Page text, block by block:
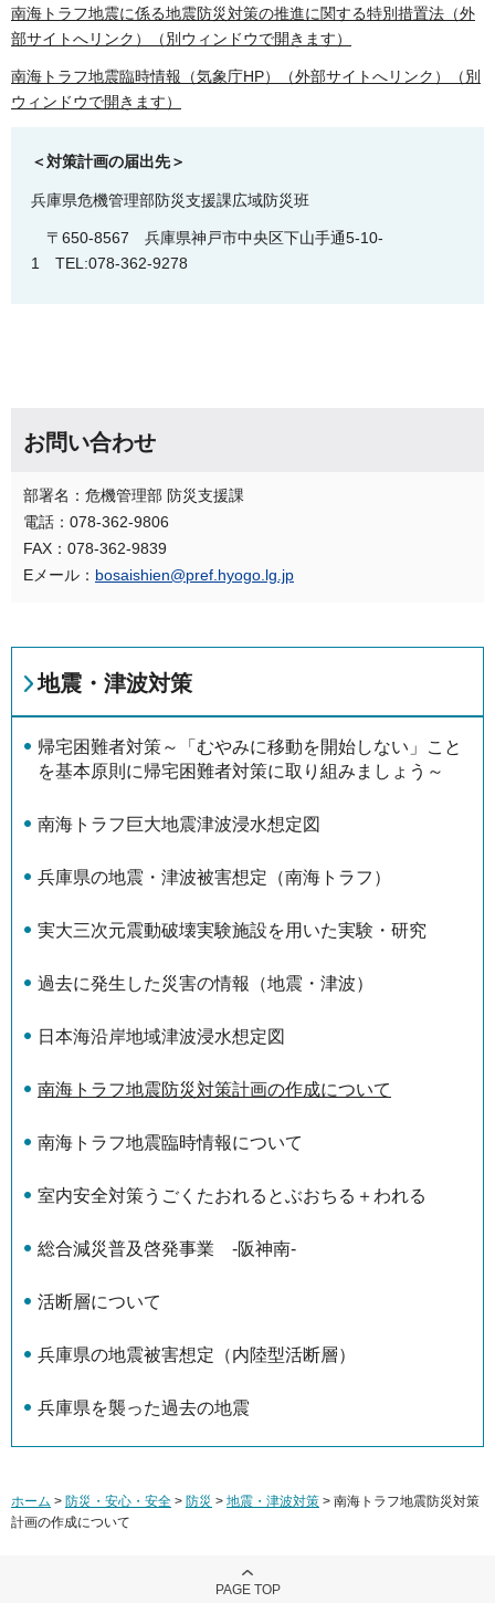
南海トラフ地震に係る地震防災対策の推進に関する特別措置法（外
部サイトへリンク）（別ウィンドウで開きます）
南海トラフ地震臨時情報（気象庁HP）（外部サイトへリンク）（別
ウィンドウで開きます）
＜対策計画の届出先＞
兵庫県危機管理部防災支援課広域防災班
〒650-8567
兵庫県神戸市中央区下山手通5-10-
1
TEL:078-362-9278
お問い合わせ
部署名：危機管理部 防災支援課
電話：078-362-9806
FAX：078-362-9839
Eメール： bosaishien@pref.hyogo.lg.jp
地震・津波対策
帰宅困難者対策～「むやみに移動を開始しない」こと
を基本原則に帰宅困難者対策に取り組みましょう～
南海トラフ巨大地震津波浸水想定図
兵庫県の地震・津波被害想定（南海トラフ）
実大三次元震動破壊実験施設を用いた実験・研究
過去に発生した災害の情報（地震・津波）
日本海沿岸地域津波浸水想定図
南海トラフ地震防災対策計画の作成について
南海トラフ地震臨時情報について
室内安全対策うごくたおれるとぶおちる＋われる
総合減災普及啓発事業 -阪神南-
活断層について
兵庫県の地震被害想定（内陸型活断層）
兵庫県を襲った過去の地震
ホーム > 防災・安心・安全 > 防災 > 地震・津波対策 > 南海トラフ地震防災対策
計画の作成について
PAGE TOP